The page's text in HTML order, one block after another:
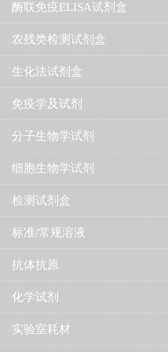
酶联免疫ELISA试剂盒
农残类检测试剂盒
生化法试剂盒
免疫学及试剂
分子生物学试剂
细胞生物学试剂
检测试剂盒
标准/常规溶液
抗体抗原
化学试剂
实验室耗材